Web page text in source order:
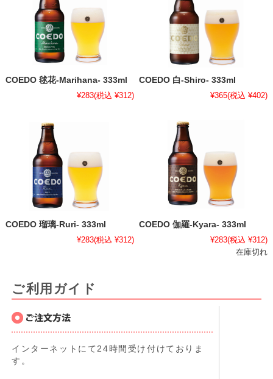
COEDO 毬花-Marihana- 333ml
¥283(税込 ¥312)
COEDO 白-Shiro- 333ml
¥365(税込 ¥402)
COEDO 瑠璃-Ruri- 333ml
¥283(税込 ¥312)
COEDO 伽羅-Kyara- 333ml
¥283(税込 ¥312)
在庫切れ
ご利用ガイド
インターネットにて24時間受け付けておりま
す。